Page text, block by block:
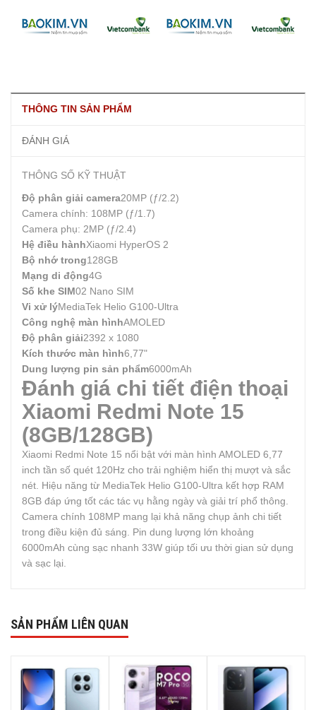
THÔNG TIN SẢN PHẨM
ĐÁNH GIÁ
THÔNG SỐ KỸ THUẬT
Độ phân giải camera20MP (ƒ/2.2)
Camera chính: 108MP (ƒ/1.7)
Camera phụ: 2MP (ƒ/2.4)
Hệ điều hànhXiaomi HyperOS 2
Bộ nhớ trong128GB
Mạng di động4G
Số khe SIM02 Nano SIM
Vi xử lýMediaTek Helio G100-Ultra
Công nghệ màn hìnhAMOLED
Độ phân giải2392 x 1080
Kích thước màn hình6,77"
Dung lượng pin sản phẩm6000mAh
Đánh giá chi tiết điện thoại
Xiaomi Redmi Note 15
(8GB/128GB)
Xiaomi Redmi Note 15 nổi bật với màn hình AMOLED 6,77
inch tần số quét 120Hz cho trải nghiệm hiển thị mượt và sắc
nét. Hiệu năng từ MediaTek Helio G100-Ultra kết hợp RAM
8GB đáp ứng tốt các tác vụ hằng ngày và giải trí phổ thông.
Camera chính 108MP mang lại khả năng chụp ảnh chi tiết
trong điều kiện đủ sáng. Pin dung lượng lớn khoảng
6000mAh cùng sạc nhanh 33W giúp tối ưu thời gian sử dụng
và sạc lại.
SẢN PHẨM LIÊN QUAN